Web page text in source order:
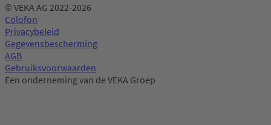
© VEKA AG 2022-2026
Colofon
Privacybeleid
Gegevensbescherming
AGB
Gebruiksvoorwaarden
Een onderneming van de VEKA Groep